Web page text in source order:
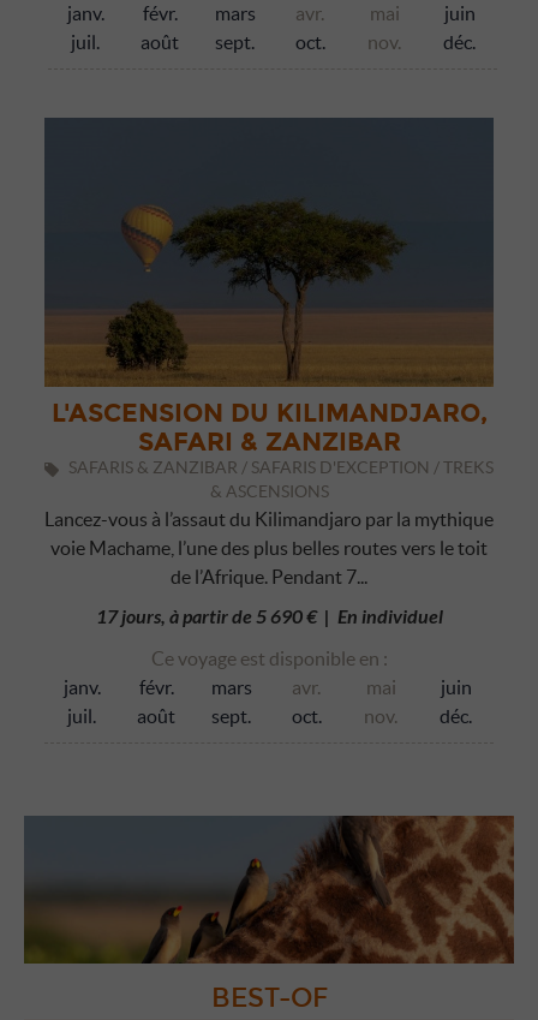
janv. févr. mars avr. mai
juin
juil.
août sept. oct. nov. déc.
L'ASCENSION DU KILIMANDJARO,
SAFARI & ZANZIBAR
SAFARIS & ZANZIBAR / SAFARIS D'EXCEPTION / TREKS
& ASCENSIONS
Lancez-vous à l’assaut du Kilimandjaro par la mythique
voie Machame, l’une des plus belles routes vers le toit
de l’Afrique. Pendant 7...
17 jours, à partir de 5 690 € | En individuel
Ce voyage est disponible en :
janv.
févr. mars avr. mai
juin
juil.
août sept. oct. nov. déc.
BEST-OF